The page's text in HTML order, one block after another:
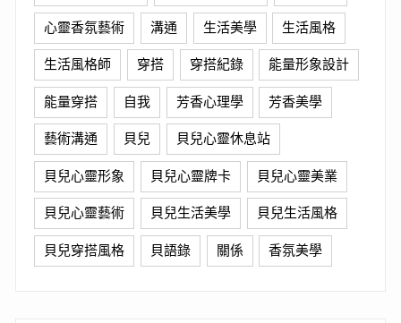
心靈香氛藝術 溝通 生活美學 生活風格
生活風格師 穿搭 穿搭紀錄 能量形象設計
能量穿搭 自我 芳香心理學 芳香美學
藝術溝通 貝兒 貝兒心靈休息站
貝兒心靈形象 貝兒心靈牌卡 貝兒心靈美業
貝兒心靈藝術 貝兒生活美學 貝兒生活風格
貝兒穿搭風格 貝語錄 關係 香氛美學